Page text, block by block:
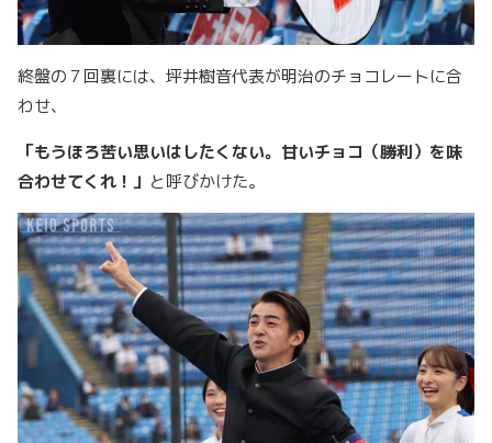
終盤の７回裏には、坪井樹音代表が明治のチョコレートに合
わせ、
「もうほろ苦い思いはしたくない。甘いチョコ（勝利）を味
合わせてくれ！」 と呼びかけた。